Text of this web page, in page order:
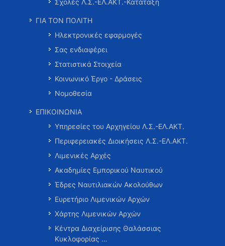
Σχολές Λ.Σ.-ΕΛ.ΑΚΤ.-Κατάταξη
ΓΙΑ ΤΟΝ ΠΟΛΙΤΗ
Ηλεκτρονικές εφαρμογές
Σας ενδιαφέρει
Στατιστικά Στοιχεία
Κοινωνικό Έργο - Δράσεις
Νομοθεσία
ΕΠΙΚΟΙΝΩΝΙΑ
Υπηρεσίες του Αρχηγείου Λ.Σ.-ΕΛ.ΑΚΤ.
Περιφερειακές Διοικήσεις Λ.Σ.-ΕΛ.ΑΚΤ.
Λιμενικές Αρχές
Ακαδημίες Εμπορικού Ναυτικού
Έδρες Ναυτιλιακών Ακολούθων
Ευρετήριο Λιμενικών Αρχών
Χάρτης Λιμενικών Αρχών
Κέντρα Διαχείρισης Θαλάσσιας
Κυκλοφορίας …